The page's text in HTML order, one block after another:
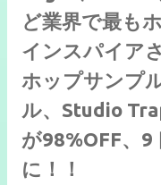
ど業界で最も
インスパイア
ホップサンプ
ル、Studio
が98%OFF、9
に！！